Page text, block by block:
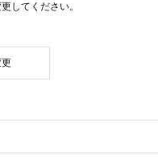
してください。